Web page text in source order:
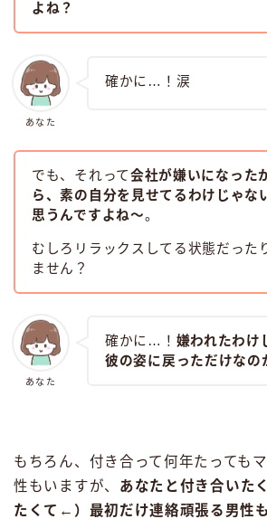
よね？
あなた
確かに…！涙
でも、それって会社が嫌いになった
ら、素の自分を見せてるわけじゃな
思うんですよね〜。
むしろリラックスしてる状態だった
ません？
あなた
確かに…！ 嫌われたわけ
彼の姿に戻っただけなの
もちろん、付き合って何年たっても
性もいますが、 あなたと付き合いた
たくて←）最初だけ連絡頑張る男性